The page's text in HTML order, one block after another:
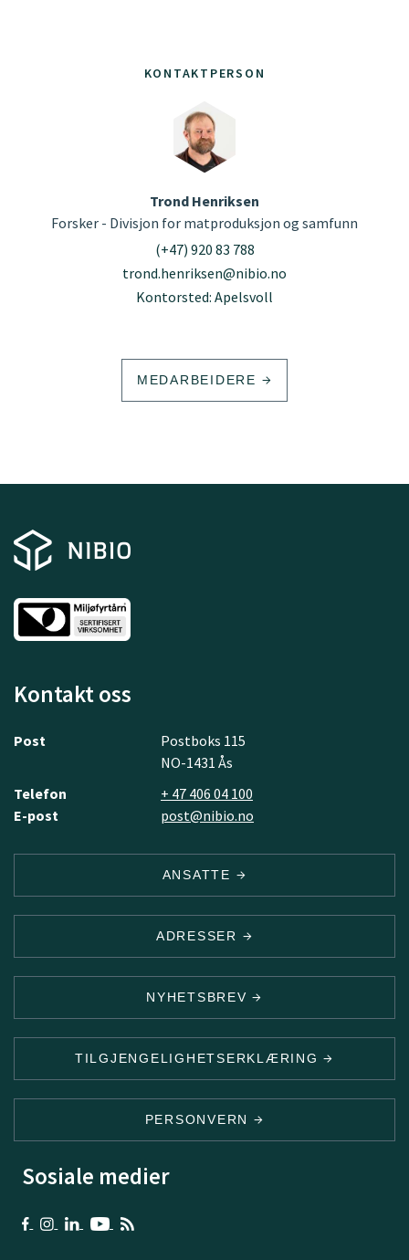
KONTAKTPERSON
Trond Henriksen
Forsker - Divisjon for matproduksjon og samfunn
(+47) 920 83 788
trond.henriksen@nibio.no
Kontorsted: Apelsvoll
MEDARBEIDERE
Kontakt oss
Post
Postboks 115
NO-1431 Ås
Telefon
+ 47 406 04 100
E-post
post@nibio.no
ANSATTE
ADRESSER
NYHETSBREV
TILGJENGELIGHETSERKLÆRING
PERSONVERN
Sosiale medier